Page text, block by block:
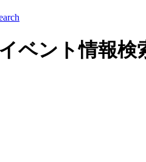
ベント情報検